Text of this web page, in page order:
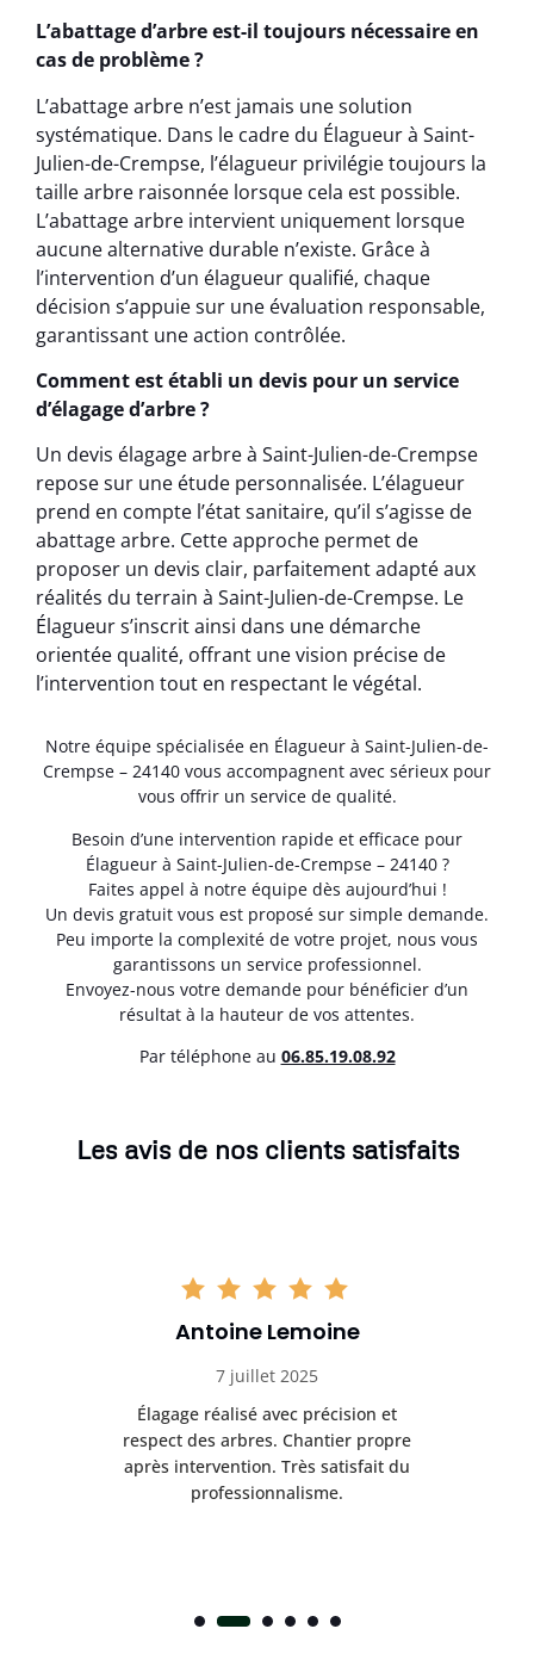
L’abattage d’arbre est-il toujours nécessaire en
cas de problème ?
L’abattage arbre n’est jamais une solution
systématique. Dans le cadre du Élagueur à Saint-
Julien-de-Crempse, l’élagueur privilégie toujours la
taille arbre raisonnée lorsque cela est possible.
L’abattage arbre intervient uniquement lorsque
aucune alternative durable n’existe. Grâce à
l’intervention d’un élagueur qualifié, chaque
décision s’appuie sur une évaluation responsable,
garantissant une action contrôlée.
Comment est établi un devis pour un service
d’élagage d’arbre ?
Un devis élagage arbre à Saint-Julien-de-Crempse
repose sur une étude personnalisée. L’élagueur
prend en compte l’état sanitaire, qu’il s’agisse de
abattage arbre. Cette approche permet de
proposer un devis clair, parfaitement adapté aux
réalités du terrain à Saint-Julien-de-Crempse. Le
Élagueur s’inscrit ainsi dans une démarche
orientée qualité, offrant une vision précise de
l’intervention tout en respectant le végétal.
Notre équipe spécialisée en Élagueur à Saint-Julien-de-
Crempse – 24140 vous accompagnent avec sérieux pour
vous offrir un service de qualité.
Besoin d’une intervention rapide et efficace pour
Élagueur à Saint-Julien-de-Crempse – 24140 ?
Faites appel à notre équipe dès aujourd’hui !
Un devis gratuit vous est proposé sur simple demande.
Peu importe la complexité de votre projet, nous vous
garantissons un service professionnel.
Envoyez-nous votre demande pour bénéficier d’un
résultat à la hauteur de vos attentes.
Par téléphone au 06.85.19.08.92
Les avis de nos clients satisfaits
Antoine Lemoine
7 juillet 2025
Élagage réalisé avec précision et
respect des arbres. Chantier propre
après intervention. Très satisfait du
professionnalisme.